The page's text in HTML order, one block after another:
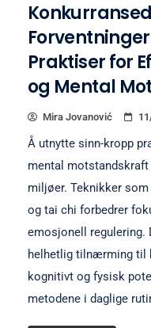
Praktiser for
og Mental
Mira Jovanović
Å utnytte sinn-kropp
mental
miljøer. Teknikker
og tai chi forbedrer
emosjonell regulering.
helhetlig tilnærming til
kognitivt og fysisk
metodene i daglige